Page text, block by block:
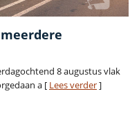
8 augustus vlak
a [ Lees verder]